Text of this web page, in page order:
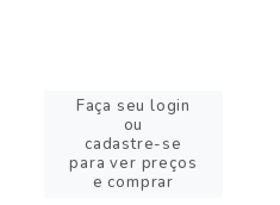
Faça seu login
ou
cadastre-se
para ver preços
e comprar